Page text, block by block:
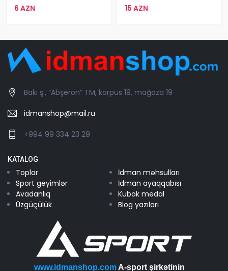
6 AZN 15 AZN
Bakı ş., “Abşeron” TM, korpus 19, mağaza 19
idmanshop@mail.ru
+994 99 334 23 29
KATALOG
Toplar
İdman məhsulları
Sport geyimlər
İdman ayaqqabısı
Avadanlıq
Kubok medal
Üzgüçülük
Blog yazıları
www.idmanshop.com A-sport şirkətinin